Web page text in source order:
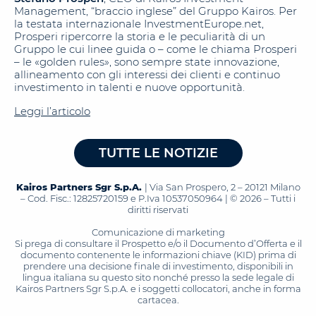
Management, “braccio inglese” del Gruppo Kairos. Per
la testata internazionale InvestmentEurope.net,
Prosperi ripercorre la storia e le peculiarità di un
Gruppo le cui linee guida o – come le chiama Prosperi
– le «golden rules», sono sempre state innovazione,
allineamento con gli interessi dei clienti e continuo
investimento in talenti e nuove opportunità.
Leggi l’articolo
TUTTE LE NOTIZIE
Kairos Partners Sgr S.p.A. | Via San Prospero, 2 – 20121 Milano
– Cod. Fisc.: 12825720159 e P.Iva 10537050964 | © 2026 – Tutti i
diritti riservati
Comunicazione di marketing
Si prega di consultare il Prospetto e/o il Documento d’Offerta e il
documento contenente le informazioni chiave (KID) prima di
prendere una decisione finale di investimento, disponibili in
lingua italiana su questo sito nonché presso la sede legale di
Kairos Partners Sgr S.p.A. e i soggetti collocatori, anche in forma
cartacea.